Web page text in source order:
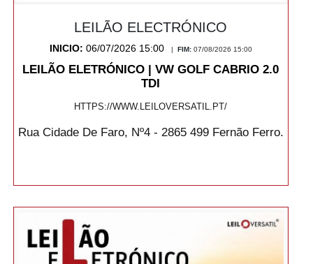
LEILÃO ELECTRÓNICO
INICIO: 06/07/2026 15:00 | FIM: 07/08/2026 15:00
LEILÃO ELETRÓNICO | VW GOLF CABRIO 2.0
TDI
HTTPS://WWW.LEILOVERSATIL.PT/
Rua Cidade De Faro, Nº4 - 2865 499 Fernão Ferro.